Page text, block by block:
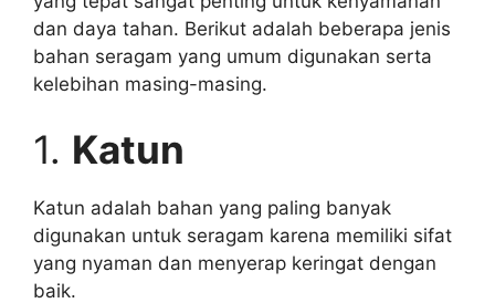
dan daya tahan. Berikut adalah beberapa jenis
bahan seragam yang umum digunakan serta
kelebihan masing-masing.
1. Katun
Katun adalah bahan yang paling banyak
digunakan untuk seragam karena memiliki sifat
yang nyaman dan menyerap keringat dengan
baik.